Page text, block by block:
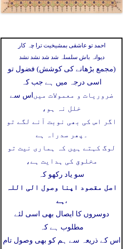
احمد تو عاشقی بمشیخیت ترا چہ کار
دیوانہ باش سلسلہ شد شد نشد نشد
(مجمع بڑھانے کی کوشش) فضول تو
اسی درجہ میں ہے جب کہ
اس سے ضروریات و معمولات میں
خلل نہ ہو،
اگر اس کی بھی نوبت آنے لگے تو
پھر سدراہ ہے ۔
لوگ کہتے ہیں کہ ہماری نیت تو
مخلوق کی ہدایت ہے،
سو یاد رکھو کہ
اصل مقصود اپنا وصول الی اللہ
ہے ،
دوسروں کا ایصال بھی اسی لئے
مطلوب ہے کہ
اس کے ذریعہ سے ہم کو بھی وصول تام